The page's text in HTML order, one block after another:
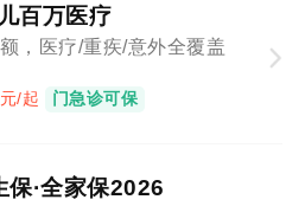
百万医疗
，医疗/重疾/意外全覆盖
元/起 门急诊可保
保·全家保2026